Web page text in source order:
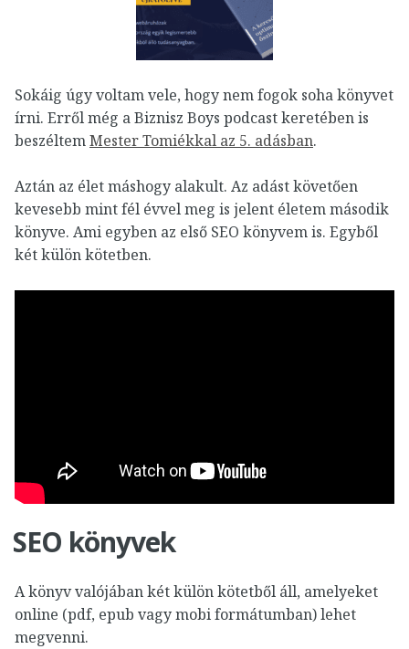
Sokáig úgy voltam vele, hogy nem fogok soha könyvet
írni. Erről még a Biznisz Boys podcast keretében is
beszéltemMester Tomiékkal az 5. adásban.
Aztán az élet máshogy alakult. Az adást követően
kevesebb mint fél évvel meg is jelent életem második
könyve. Ami egyben az első SEO könyvem is. Egyből
két külön kötetben.
SEO könyvek
A könyv valójában két külön kötetből áll, amelyeket
online (pdf, epub vagy mobi formátumban) lehet
megvenni.